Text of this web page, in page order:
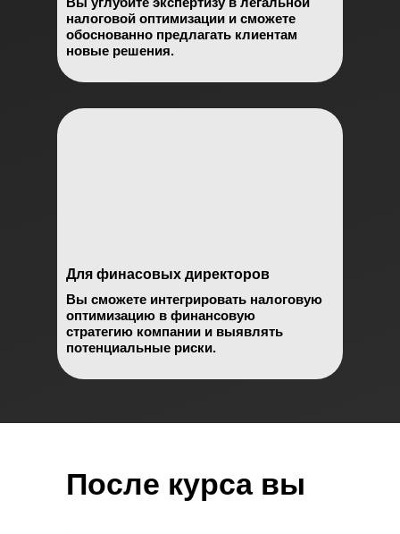
налоговой оптимизации и сможете
обоснованно предлагать клиентам
новые решения.
Для финасовых директоров
Вы сможете интегрировать налоговую
оптимизацию в финансовую
стратегию компании и выявлять
потенциальные риски.
После курса вы